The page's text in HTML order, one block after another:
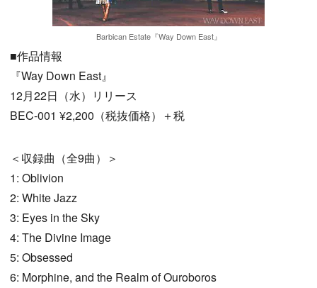
Barbican Estate『Way Down East』
■作品情報
『Way Down East』
12月22日（水）リリース
BEC-001 ¥2,200（税抜価格）＋税
＜収録曲（全9曲）＞
1: Oblivion
2: White Jazz
3: Eyes in the Sky
4: The Divine Image
5: Obsessed
6: Morphine, and the Realm of Ouroboros